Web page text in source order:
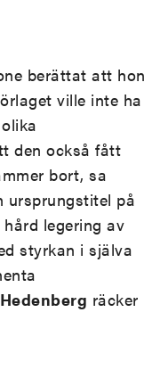
berättat att hon
ville inte ha
den också fått
bort, sa
ursprungstitel på
legering av
styrkan i själva
räcker